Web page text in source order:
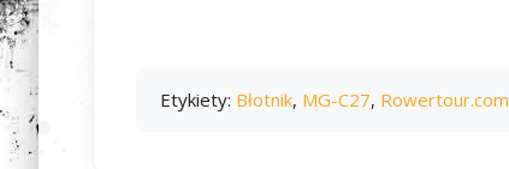
Etykiety: Błotnik, MG-C27, Rowertour.com